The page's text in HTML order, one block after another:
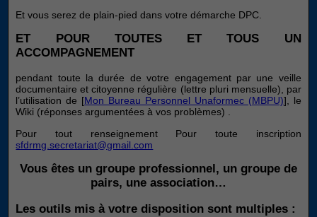
Et vous serez de plain-pied dans votre démarche DPC.
ET POUR TOUTES ET TOUS UN
ACCOMPAGNEMENT
pendant toute la durée de votre engagement par une veille
documentaire et citoyenne régulière (lettre pluri mensuelle), par
l’utilisation de [Mon Bureau Personnel Unaformec (MBPU)], le
Wiki (réponses argumentées à vos problèmes) .
Pour tout renseignement Pour toute inscription
sfdrmg.secretariat@gmail.com
Vous êtes un groupe professionnel, un groupe de
pairs, une association…
Les outils mis à votre disposition sont multiples :